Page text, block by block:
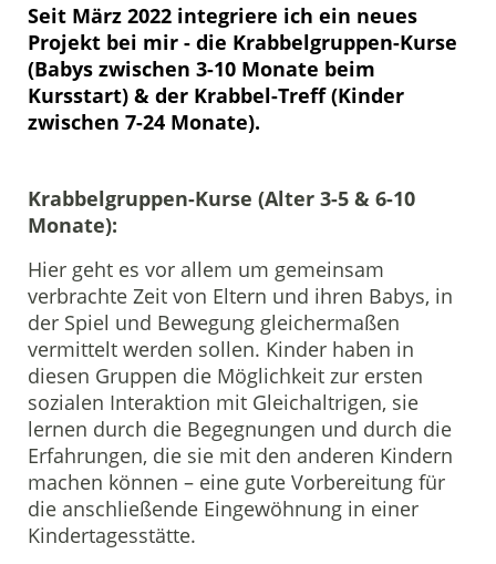
Seit März 2022 integriere ich ein neues
Projekt bei mir - die Krabbelgruppen-Kurse
(Babys zwischen 3-10 Monate beim
Kursstart) & der Krabbel-Treff(Kinder
zwischen 7-24 Monate).
Krabbelgruppen-Kurse (Alter 3-5 & 6-10
Monate):
Hier geht es vor allem um gemeinsam
verbrachte Zeit von Eltern und ihren Babys, in
der Spiel und Bewegung gleichermaßen
vermittelt werden sollen. Kinder haben in
diesen Gruppen die Möglichkeit zur ersten
sozialen Interaktion mit Gleichaltrigen, sie
lernen durch die Begegnungen und durch die
Erfahrungen, die sie mit den anderen Kindern
machen können – eine gute Vorbereitung für
die anschließende Eingewöhnung in einer
Kindertagesstätte.